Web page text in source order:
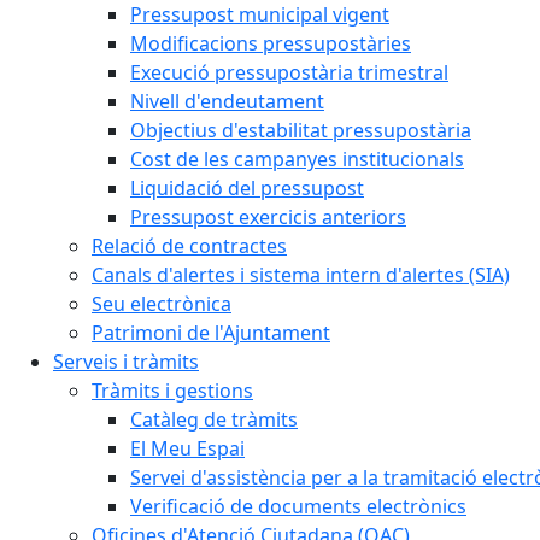
Pressupost municipal vigent
Modificacions pressupostàries
Execució pressupostària trimestral
Nivell d'endeutament
Objectius d'estabilitat pressupostària
Cost de les campanyes institucionals
Liquidació del pressupost
Pressupost exercicis anteriors
Relació de contractes
Canals d'alertes i sistema intern d'alertes (SIA)
Seu electrònica
Patrimoni de l'Ajuntament
Serveis i tràmits
Tràmits i gestions
Catàleg de tràmits
El Meu Espai
Servei d'assistència per a la tramitació
Verificació de documents electrònics